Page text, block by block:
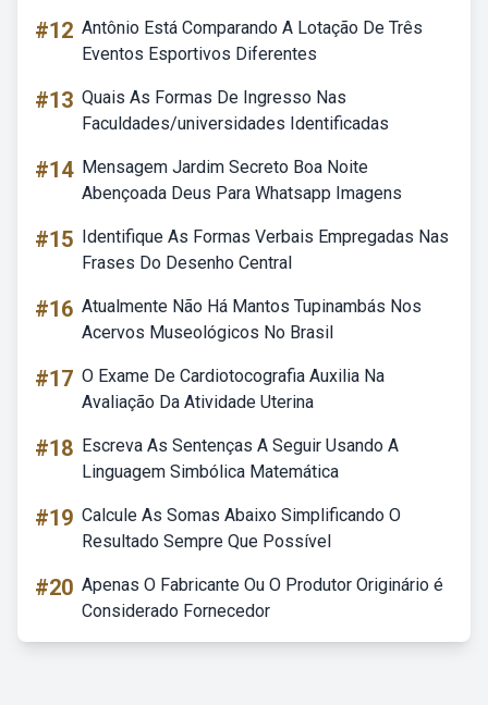
#12 Antônio Está Comparando A Lotação De Três
Eventos Esportivos Diferentes
#13 Quais As Formas De Ingresso Nas
Faculdades/universidades Identificadas
#14 Mensagem Jardim Secreto Boa Noite
Abençoada Deus Para Whatsapp Imagens
#15 Identifique As Formas Verbais Empregadas Nas
Frases Do Desenho Central
#16 Atualmente Não Há Mantos Tupinambás Nos
Acervos Museológicos No Brasil
#17 O Exame De Cardiotocografia Auxilia Na
Avaliação Da Atividade Uterina
#18 Escreva As Sentenças A Seguir Usando A
Linguagem Simbólica Matemática
#19 Calcule As Somas Abaixo Simplificando O
Resultado Sempre Que Possível
#20 Apenas O Fabricante Ou O Produtor Originário é
Considerado Fornecedor